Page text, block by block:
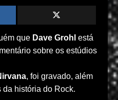
que Dave Grohl está
sobre os estúdios
, foi gravado, além
história do Rock.